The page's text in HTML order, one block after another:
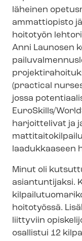
läheinen
ammattiopisto
hoitotyön
Anni Launosen
(practical
jossa
EuroSkills/
harjoittelivat ja
laadukkaaseen
Minut oli
asiantuntijaksi.
hoitotyössä.
liittyviin
osallistui 12